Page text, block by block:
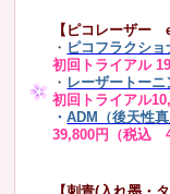
【ピコレーザー
・ ピコフラクシ
初回トライアル
・ レーザートー
初回トライアル
・ADM（後天性
39,800円（税込